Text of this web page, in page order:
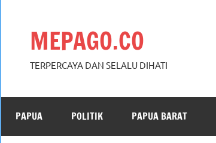
MEPAGO.CO
TERPERCAYA DAN SELALU DIHATI
PAPUA POLITIK PAPUA BARAT